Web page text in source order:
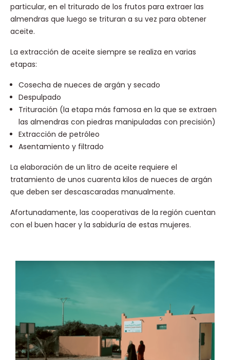
particular, en el triturado de los frutos para extraer las
almendras que luego se trituran a su vez para obtener
aceite.
La extracción de aceite siempre se realiza en varias
etapas:
Cosecha de nueces de argán y secado
Despulpado
Trituración (la etapa más famosa en la que se extraen
las almendras con piedras manipuladas con precisión)
Extracción de petróleo
Asentamiento y filtrado
La elaboración de un litro de aceite requiere el
tratamiento de unos cuarenta kilos de nueces de argán
que deben ser descascaradas manualmente.
Afortunadamente, las cooperativas de la región cuentan
con el buen hacer y la sabiduría de estas mujeres.